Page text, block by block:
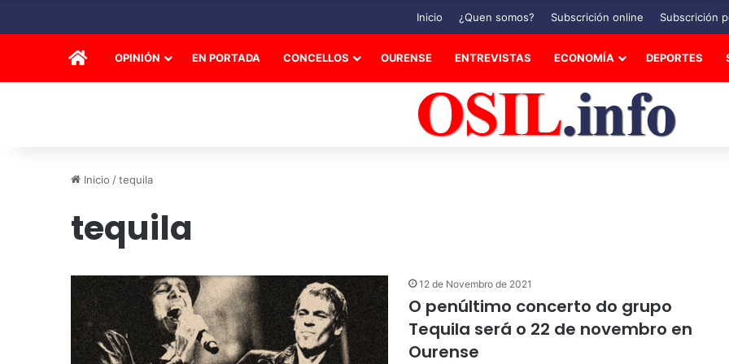
Inicio ¿Quen somos? Subscrición online Subscrición
INICIOOPINIÓN EN PORTADA CONCELLOS OURENSE ENTREVISTAS ECONOMÍA DEPORTES
Inicio /tequila
tequila
12 de Novembro de 2021
O penúltimo concerto do grupo
Tequila será o 22 de novembro en
Ourense